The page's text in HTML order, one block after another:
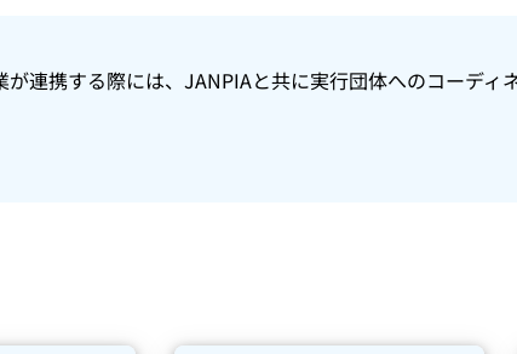
が連携する際には、JANPIAと共に実行団体へのコーディ